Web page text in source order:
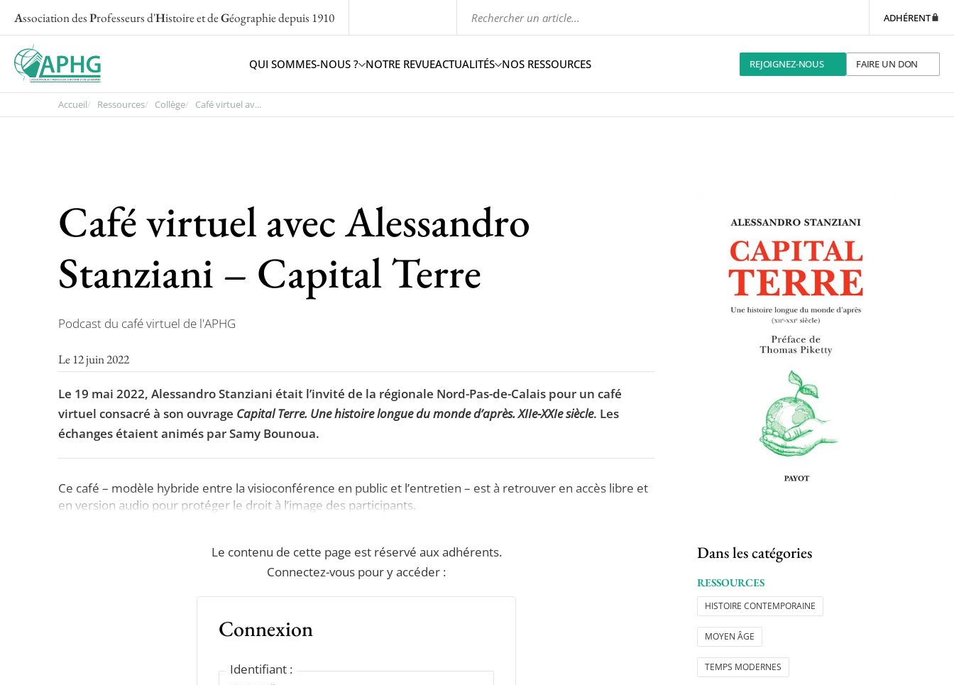
Association desProfesseurs d'Histoire et deGéographiedepuis 1910 ADHÉRENT
QUI SOMMES-NOUS ? NOTRE REVUEACTUALITÉS NOS RESSOURCES REJOIGNEZ-NOUS FAIRE UN DON
Accueil Ressources Collège Café virtuel av...
Café virtuel avec Alessandro
Stanziani – Capital Terre
Podcast du café virtuel de l'APHG
Le 12 juin 2022
Le 19 mai 2022, Alessandro Stanziani était l’invité de la régionale Nord-Pas-de-Calais pour un café
virtuel consacré à son ouvrage Capital Terre. Une histoire longue du monde d’après. XIIe-XXIe siècle. Les
échanges étaient animés par Samy Bounoua.
Ce café – modèle hybride entre la visioconférence en public et l’entretien – est à retrouver en accès libre et
en version audio pour protéger le droit à l’image des participants.
Le contenu de cette page est réservé aux adhérents.
Connectez-vous pour y accéder :
Connexion
Identifiant :
Dans les catégories
RESSOURCES
HISTOIRE CONTEMPORAINE
MOYEN ÂGE
TEMPS MODERNES